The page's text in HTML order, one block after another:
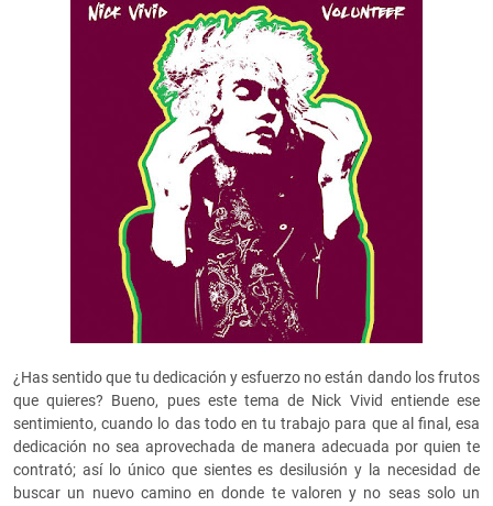
¿Has sentido que tu dedicación y esfuerzo no están dando los frutos
que quieres? Bueno, pues este tema de Nick Vivid entiende ese
sentimiento, cuando lo das todo en tu trabajo para que al final, esa
dedicación no sea aprovechada de manera adecuada por quien te
contrató; así lo único que sientes es desilusión y la necesidad de
buscar un nuevo camino en donde te valoren y no seas solo un